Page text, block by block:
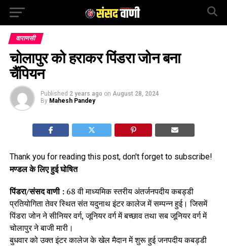
वाराणसी
चोलापुर को हराकर पिंडरा जोन बना
चैंपियन
Published 2 years ago on August 28, 2024
By Mahesh Pandey
Thank you for reading this post, don't forget to subscribe!
मण्डल के लिए हुई घोषित
पिंडरा/संसद वाणी : 68 वी माध्यमिक स्तरीय अंतर्जनपदीय कबड्डी
प्रतियोगिता तेवर स्थित संत यदुनाथ इंटर कालेज में सम्पन्न हुई। जिसमें
पिंडरा जोन ने सीनियर वर्ग, जूनियर वर्ग में बच्छाव तथा सब जूनियर वर्ग में
चोलापुर ने बाजी मारी।
बुधवार को उक्त इंटर कालेज के खेल मैदान में शुरू हुई जनपदीय कबड्डी